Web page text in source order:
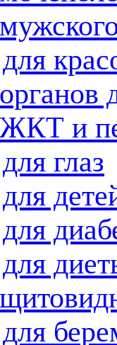
и
глаз